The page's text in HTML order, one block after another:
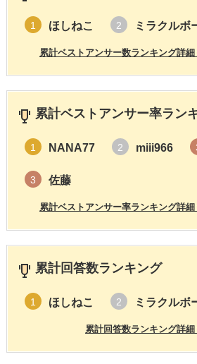
1 ほしねこ 2 ミラクルボ
累計ベストアンサー数ランキング詳細
累計ベストアンサー率ラン
1 NANA77 2 miii966
3 佐藤
累計ベストアンサー率ランキング詳細
累計回答数ランキング
1 ほしねこ 2 ミラクルボ
累計回答数ランキング詳細